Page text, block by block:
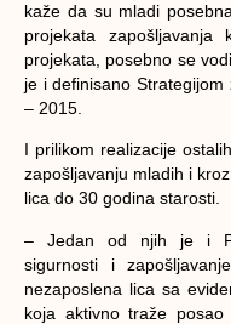
kaže da su mladi
projekata zapošljavanja
projekata, posebno se
je i definisano Strategijom
– 2015.
I prilikom realizacije
zapošljavanju mladih i
lica do 30 godina starosti.
– Jedan od njih je i
sigurnosti i
nezaposlena lica sa
koja aktivno traže